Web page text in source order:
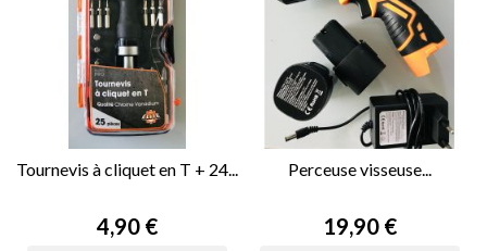
Tournevis à cliquet en T + 24...
Prix
4,90 €
Perceuse visseuse...
Prix
19,90 €